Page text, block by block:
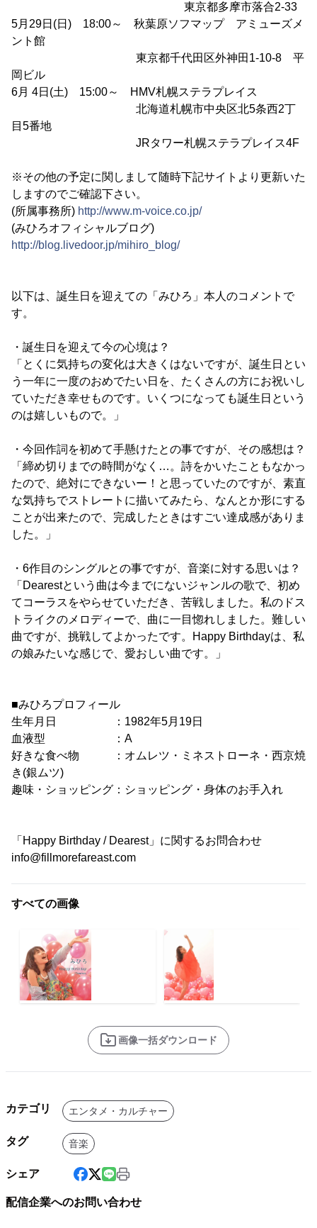
東京都多摩市落合2-33
5月29日(日) 18:00～ 秋葉原ソフマップ アミューズメ
ント館
東京都千代田区外神田1-10-8 平
岡ビル
6月 4日(土) 15:00～ HMV札幌ステラプレイス
北海道札幌市中央区北5条西2丁
目5番地
JRタワー札幌ステラプレイス4F
※その他の予定に関しまして随時下記サイトより更新いた
しますのでご確認下さい。
(所属事務所) http://www.m-voice.co.jp/
(みひろオフィシャルブログ)
http://blog.livedoor.jp/mihiro_blog/
以下は、誕生日を迎えての「みひろ」本人のコメントで
す。
・誕生日を迎えて今の心境は？
「とくに気持ちの変化は大きくはないですが、誕生日とい
う一年に一度のおめでたい日を、たくさんの方にお祝いし
ていただき幸せものです。いくつになっても誕生日という
のは嬉しいもので。」
・今回作詞を初めて手懸けたとの事ですが、その感想は？
「締め切りまでの時間がなく…。詩をかいたこともなかっ
たので、絶対にできないー！と思っていたのですが、素直
な気持ちでストレートに描いてみたら、なんとか形にする
ことが出来たので、完成したときはすごい達成感がありま
した。」
・6作目のシングルとの事ですが、音楽に対する思いは？
「Dearestという曲は今までにないジャンルの歌で、初め
てコーラスをやらせていただき、苦戦しました。私のドス
トライクのメロディーで、曲に一目惚れしました。難しい
曲ですが、挑戦してよかったです。Happy Birthdayは、私
の娘みたいな感じで、愛おしい曲です。」
■みひろプロフィール
生年月日 ：1982年5月19日
血液型 ：A
好きな食べ物 ：オムレツ・ミネストローネ・西京焼
き(銀ムツ)
趣味・ショッピング：ショッピング・身体のお手入れ
「Happy Birthday / Dearest」に関するお問合わせ
info@fillmorefareast.com
すべての画像
画像一括ダウンロード
カテゴリ エンタメ・カルチャー
タグ 音楽
シェア
配信企業へのお問い合わせ